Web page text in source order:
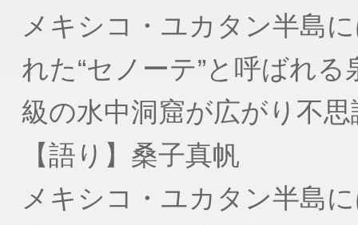
メキシコ・ユカタン半島
れた“セノーテ”と呼ばれ
級の水中洞窟が広がり不
【語り】桑子真帆
メキシコ・ユカタン半島